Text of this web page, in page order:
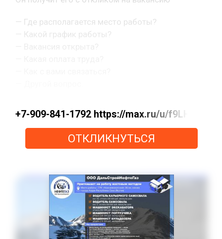
— Где располагается место работы?
— Какой график работы?
+7-909-841-1792 https://max.ru/u/
ОТКЛИКНУТЬСЯ